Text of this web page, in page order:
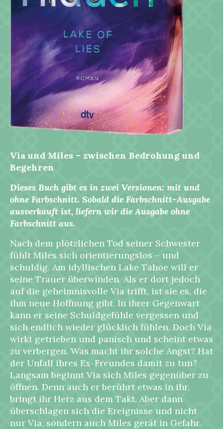
Via und Miles – zwischen Bedrohung und
Begehren
Dieses Buch gibt es in zwei Versionen: mit und
ohne Farbschnitt. Sobald die Farbschnitt-Ausgabe
ausverkauft ist, liefern wir die Ausgabe ohne
Farbschnitt aus.
Nach dem plötzlichen Tod seiner Schwester
fühlt Miles sich orientierungslos – und
schuldig. Am idyllischen Lake Tahoe will er
seine Trauer überwinden. Als er dort jedoch
auf die geheimnisvolle Via trifft, ist sie es, die
ihm neue Hoffnung gibt. In ihrer Gegenwart
kann er seine Schuldgefühle vergessen und
sich endlich wieder glücklich fühlen. Doch Via
wirkt getrieben und panisch und scheint etwas
zu verbergen. Was macht ihr solche Angst? Hat
der Unfall ihres Ex-Freundes damit zu tun?
Langsam beginnt Via sich Miles gegenüber zu
öffnen. Denn auch er berührt etwas in ihr,
bringt ihr Herz aus dem Takt. Aber dann
überschlagen sich die Ereignisse und nicht
nur Via, sondern auch Miles gerät in Gefahr.